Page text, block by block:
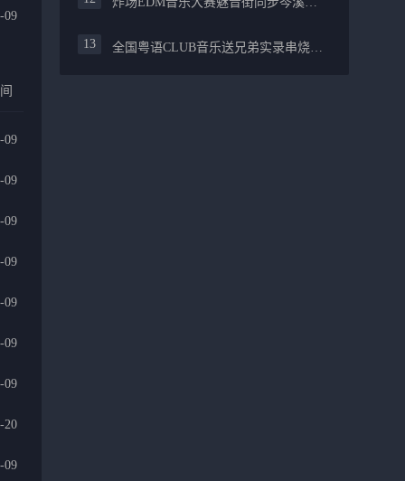
09
09
09
09
09
09
09
09
20
09
全国粤语CLUB音乐送兄弟实录串烧融合越来越不懂爱的哲学遗憾专辑